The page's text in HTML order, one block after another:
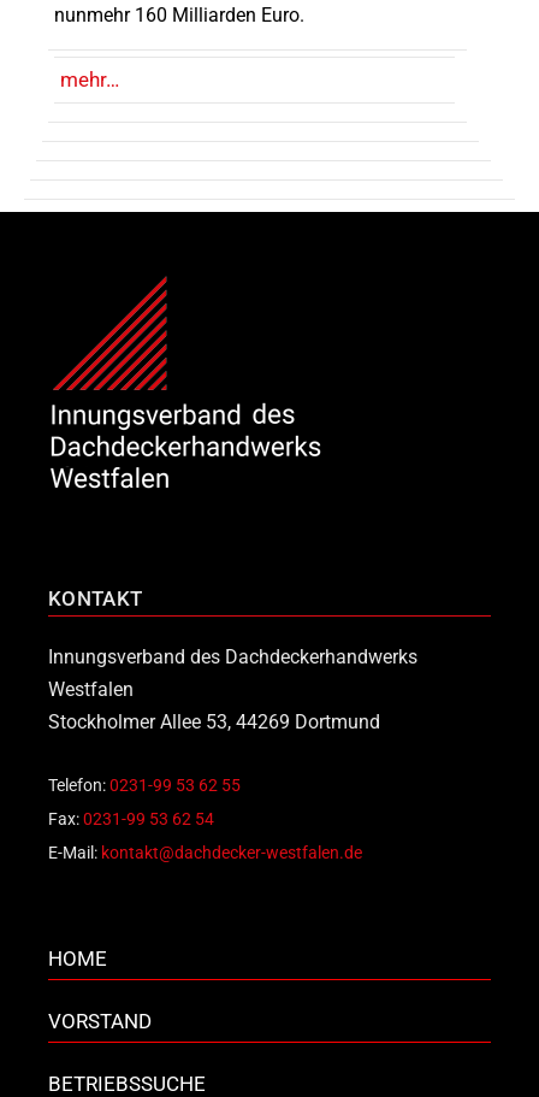
nunmehr 160 Milliarden Euro.
mehr…
KONTAKT
Innungsverband des Dachdeckerhandwerks
Westfalen
Stockholmer Allee 53, 44269 Dortmund
Telefon:0231-99 53 62 55
Fax:0231-99 53 62 54
E-Mail: kontakt@dachdecker-westfalen.de
HOME
VORSTAND
BETRIEBSSUCHE